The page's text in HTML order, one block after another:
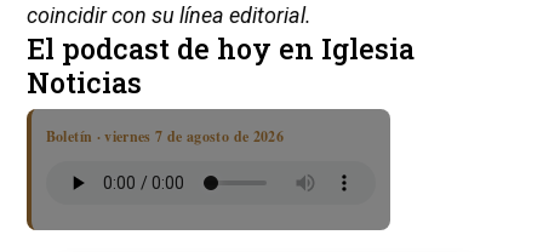
coincidir con su línea editorial.
El podcast de hoy en Iglesia
Noticias
Boletín · viernes 7 de agosto de 2026